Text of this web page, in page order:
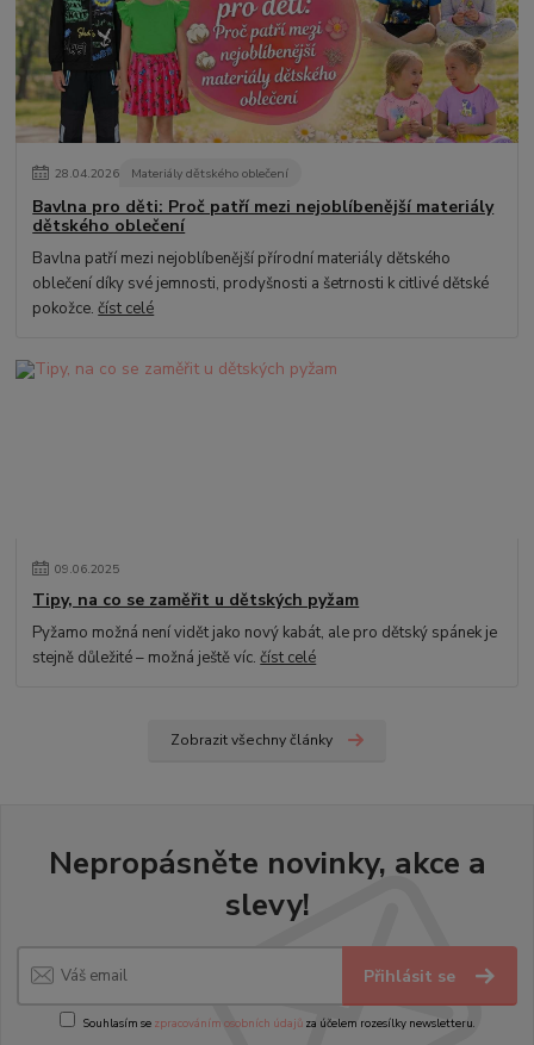
28.04.2026 Materiály dětského oblečení
Bavlna pro děti: Proč patří mezi nejoblíbenější materiály
dětského oblečení
Bavlna patří mezi nejoblíbenější přírodní materiály dětského
oblečení díky své jemnosti, prodyšnosti a šetrnosti k citlivé dětské
pokožce.číst celé
09.06.2025
Tipy, na co se zaměřit u dětských pyžam
Pyžamo možná není vidět jako nový kabát, ale pro dětský spánek je
stejně důležité – možná ještě víc.číst celé
Zobrazit všechny články
Nepropásněte novinky, akce a
slevy!
Přihlásit se
Souhlasím se zpracováním osobních údajůza účelem rozesílky newsletteru.